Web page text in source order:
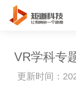
VR学科专
更新时间：